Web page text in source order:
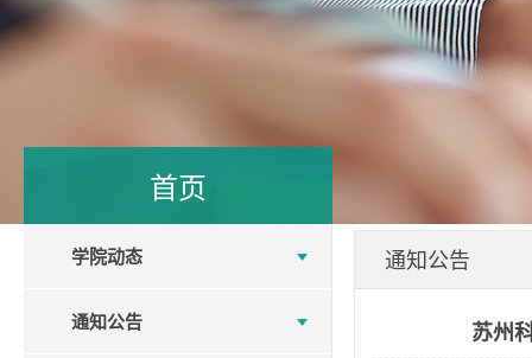
首页
学院动态
通知公告
通知公告
苏州